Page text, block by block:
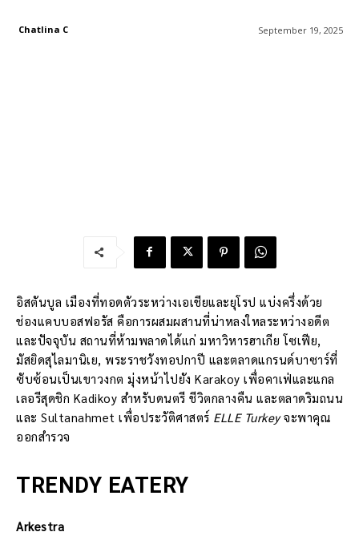
September 19, 2025
Chatlina C
อิสตันบูล เมืองที่ทอดตัวระหว่างเอเชียและยุโรป แบ่งครึ่งด้วย
ช่องแคบบอสฟอรัส คือการผสมผสานที่น่าหลงใหลระหว่างอดีต
และปัจจุบัน สถานที่ห้ามพลาดได้แก่ มหาวิหารฮาเกีย โซเฟีย,
มัสยิดสุไลมานิเย, พระราชวังทอปกาปี และตลาดแกรนด์บาซาร์ที่
ซับซ้อนเป็นเขาวงกต มุ่งหน้าไปยัง Karakoy เพื่อคาเฟ่และแกล
เลอรีสุดชิก Kadikoy สำหรับดนตรี ชีวิตกลางคืน และตลาดริมถนน
และ Sultanahmet เพื่อประวัติศาสตร์ ELLE Turkeyจะพาคุณ
ออกสำรวจ
TRENDY EATERY
Arkestra